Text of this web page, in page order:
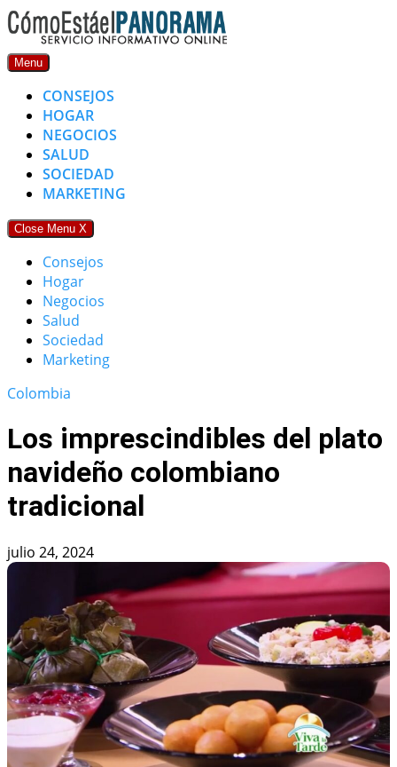
Skip
to
content
Menu
CONSEJOS
HOGAR
NEGOCIOS
SALUD
SOCIEDAD
MARKETING
Close Menu X
Consejos
Hogar
Negocios
Salud
Sociedad
Marketing
Colombia
Los imprescindibles del plato
navideño colombiano
tradicional
julio 24, 2024